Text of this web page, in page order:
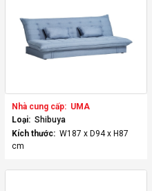
Nhà cung cấp: UMA
Loại: Shibuya
Kích thước: W187 x D94 x H87
cm